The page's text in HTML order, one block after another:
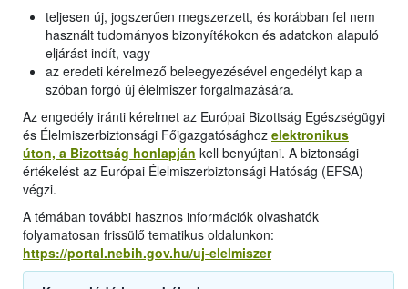
teljesen új, jogszerűen megszerzett, és korábban fel nem
használt tudományos bizonyítékokon és adatokon alapuló
eljárást indít, vagy
az eredeti kérelmező beleegyezésével engedélyt kap a
szóban forgó új élelmiszer forgalmazására.
Az engedély iránti kérelmet az Európai Bizottság Egészségügyi
és Élelmiszerbiztonsági Főigazgatósághoz elektronikus
úton, a Bizottság honlapján kell benyújtani. A biztonsági
értékelést az Európai Élelmiszerbiztonsági Hatóság (EFSA)
végzi.
A témában további hasznos információk olvashatók
folyamatosan frissülő tematikus oldalunkon:
https://portal.nebih.gov.hu/uj-elelmiszer